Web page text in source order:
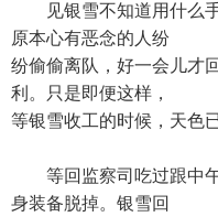
见银雪不知道用什么手
原本心有恶念的人纷
纷偷偷离队，好一会儿才
利。只是即便这样，
等银雪收工的时候，天色
等回监察司吃过跟中午
身装备脱掉。银雪回